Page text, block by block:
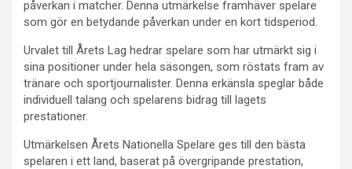
påverkan i matcher. Denna utmärkelse framhäver spelare
som gör en betydande påverkan under en kort tidsperiod.
Urvalet till Årets Lag hedrar spelare som har utmärkt sig i
sina positioner under hela säsongen, som röstats fram av
tränare och sportjournalister. Denna erkänsla speglar både
individuell talang och spelarens bidrag till lagets
prestationer.
Utmärkelsen Årets Nationella Spelare ges till den bästa
spelaren i ett land, baserat på övergripande prestation,